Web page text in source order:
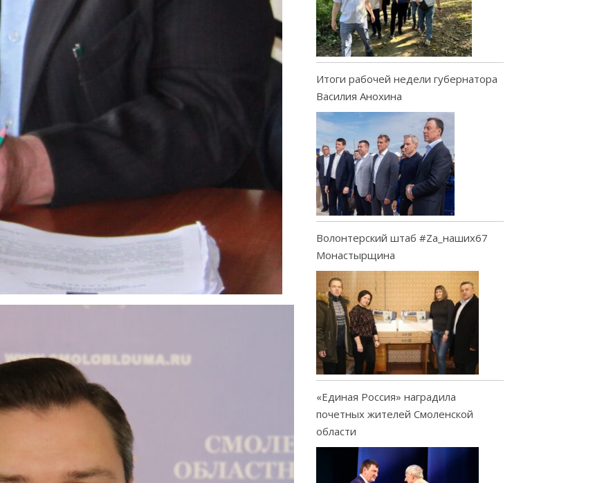
Итоги рабочей недели губернатора
Василия Анохина
Волонтерский штаб #Za_наших67
Монастырщина
«Единая Россия» наградила
почетных жителей Смоленской
области